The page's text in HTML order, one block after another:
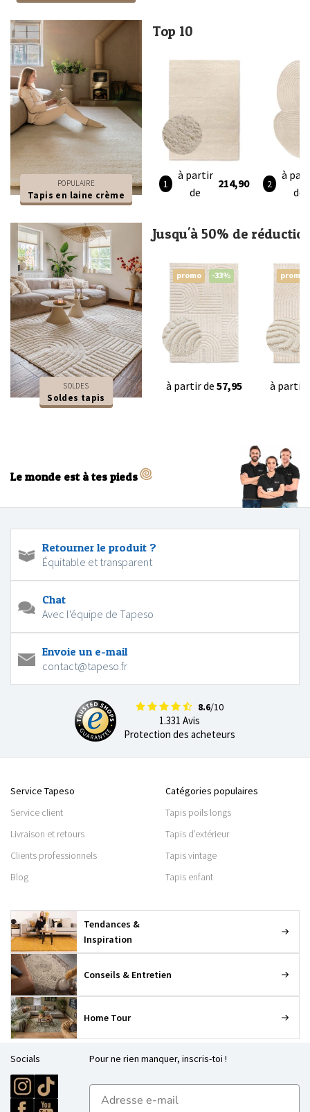
POPULAIRE
Tapis en laine crème
Top 10
à partir
de
214,90
à
de
SOLDES
Soldes tapis
Jusqu'à 50% de
promo -33%
à partir de 57,95
promo
à partir
Le monde est à tes pieds
Retourner le produit ?
Équitable et transparent
Chat
Avec l'équipe de Tapeso
Envoie un e-mail
contact@tapeso.fr
8.6/10
1.331 Avis
Protection des acheteurs
Service Tapeso
Service client
Livraison et retours
Clients professionnels
Blog
Catégories populaires
Tapis poils longs
Tapis d’extérieur
Tapis vintage
Tapis enfant
Tendances &
Inspiration
Conseils & Entretien
Home Tour
Socials Pour ne rien manquer, inscris-toi !
E-mailadres